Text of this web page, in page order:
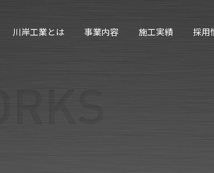
川岸工業とは 事業内容 施工実績 採用